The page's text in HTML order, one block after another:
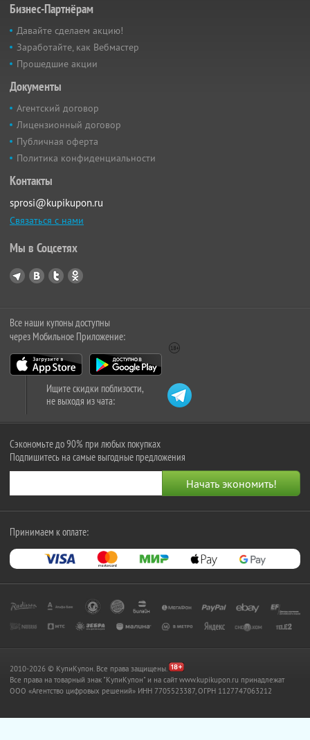
Бизнес-Партнёрам
Давайте сделаем акцию!
Заработайте, как Вебмастер
Прошедшие акции
Документы
Агентский договор
Лицензионный договор
Публичная оферта
Политика конфиденциальности
Контакты
sprosi@kupikupon.ru
Связаться с нами
Мы в Соцсетях
Все наши купоны доступны
через Мобильное Приложение:
Ищите скидки поблизости,
не выходя из чата:
Сэкономьте до 90% при любых покупках
Подпишитесь на самые выгодные предложения
Принимаем к оплате:
2010-2026 © КупиКупон. Все права защищены.
Все права на товарный знак "КупиКупон" и на сайт www.kupikupon.ru принадлежат
OOO «Агентство цифровых решений» ИНН 7705523387, ОГРН 1127747063212